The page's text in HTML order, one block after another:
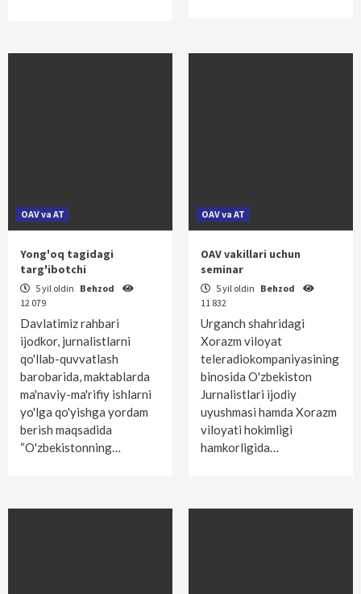
OAV va AT
Yong'oq tagidagi
targ'ibotchi
5 yil oldin Behzod
12 079
Davlatimiz rahbari
ijodkor, jurnalistlarni
qo'llab-quvvatlash
barobarida, maktablarda
ma'naviy-ma'rifiy ishlarni
yo'lga qo'yishga yordam
berish maqsadida
“O'zbekistonning…
OAV va AT
OAV vakillari uchun
seminar
5 yil oldin Behzod
11 832
Urganch shahridagi
Xorazm viloyat
teleradiokom­paniyasining
binosida O'zbekiston
Jurnalistlari ijodiy
uyushmasi hamda Xorazm
vi­loyati hokimligi
hamkorligida…